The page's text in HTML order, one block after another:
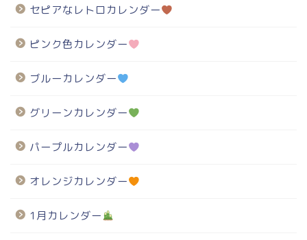
セピアなレトロカレンダー
ピンク色カレンダー
ブルーカレンダー
グリーンカレンダー
パープルカレンダー
オレンジカレンダー
1月カレンダー